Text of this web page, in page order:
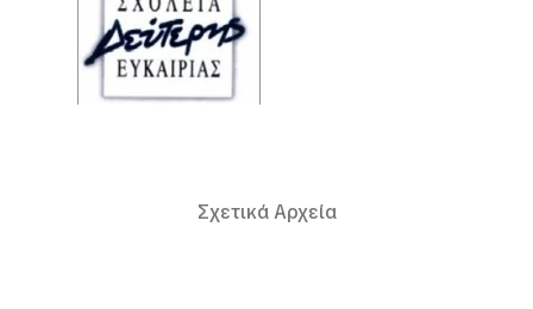
Σχετικά Αρχεία